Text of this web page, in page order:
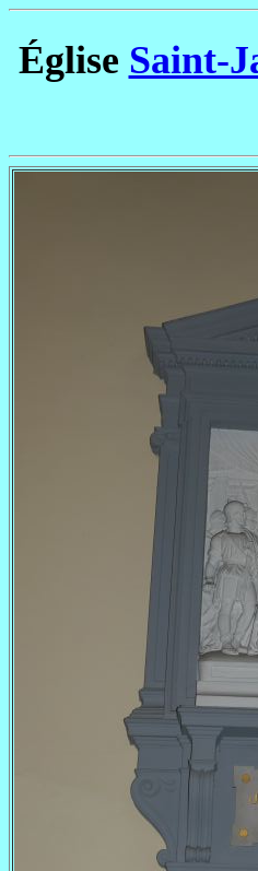
Église Saint-